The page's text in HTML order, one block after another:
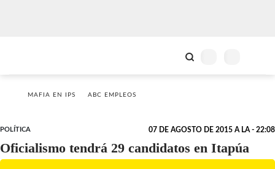
MAFIA EN IPS ABC EMPLEOS
POLÍTICA 07 DE AGOSTO DE 2015 A LA - 22:08
Oficialismo tendrá 29 candidatos en Itapúa